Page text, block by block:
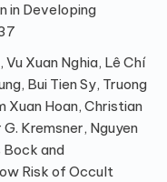
in Developing
Vu Xuan Nghia, Lê Chí
Bui Tien Sy, Truong
Xuan Hoan, Christian
Kremsner, Nguyen
Bock and
Risk of Occult